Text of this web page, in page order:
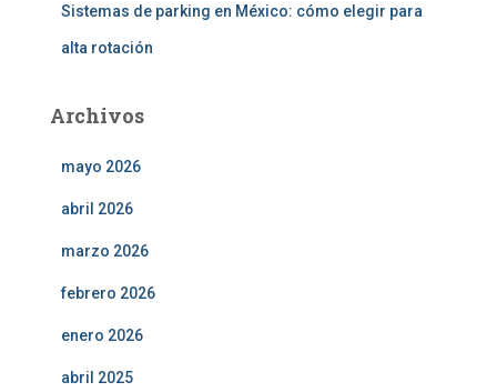
Sistemas de parking en México: cómo elegir para
alta rotación
Archivos
mayo 2026
abril 2026
marzo 2026
febrero 2026
enero 2026
abril 2025